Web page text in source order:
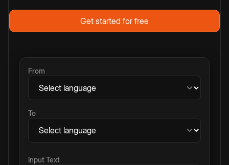
Get started for free
From
To
Input Text